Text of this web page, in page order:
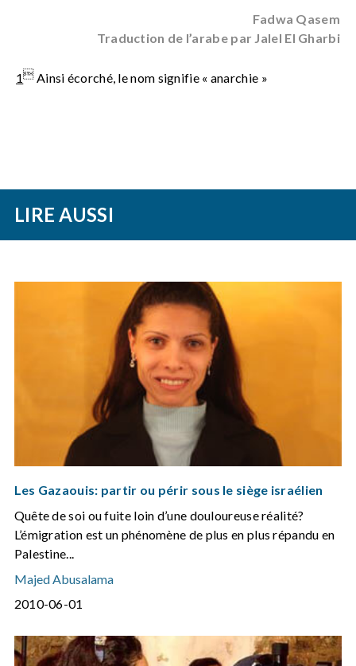
Fadwa Qasem
Traduction de l’arabe par Jalel El Gharbi
1Ainsi écorché, le nom signifie « anarchie »
LIRE AUSSI
Les Gazaouis: partir ou périr sous le siège israélien
Quête de soi ou fuite loin d’une douloureuse réalité?
L’émigration est un phénomène de plus en plus répandu en
Palestine...
Majed Abusalama
2010-06-01